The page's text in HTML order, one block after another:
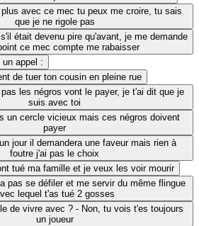
avec ce mec tu peux me croire, tu sais
que je ne rigole pas
était devenu pire qu'avant, je me demande
ce mec compte me rabaisser
appel :
de tuer ton cousin en pleine rue
les négros vont le payer, je t'ai dit que je
suis avec toi
un cercle vicieux mais ces négros doivent
payer
jour il demandera une faveur mais rien à
foutre j'ai pas le choix
tué ma famille et je veux les voir mourir
pas se défiler et me servir du même flingue
lequel t'as tué 2 gosses
de vivre avec ? - Non, tu vois t'es toujours
un joueur